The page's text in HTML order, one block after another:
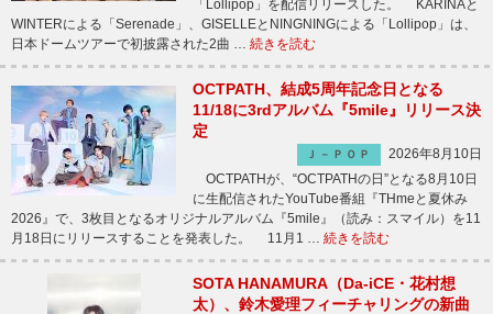
「Lollipop」を配信リリースした。 KARINAと
WINTERによる「Serenade」、GISELLEとNINGNINGによる「Lollipop」は、
日本ドームツアーで初披露された2曲 … 続きを読む
OCTPATH、結成5周年記念日となる
11/18に3rdアルバム『5mile』リリース決
定
Ｊ－ＰＯＰ
2026年8月10日
OCTPATHが、“OCTPATHの日”となる8月10日
に生配信されたYouTube番組『THmeと夏休み
2026』で、3枚目となるオリジナルアルバム『5mile』（読み：スマイル）を11
月18日にリリースすることを発表した。 11月1 … 続きを読む
SOTA HANAMURA（Da-iCE・花村想
太）、鈴木愛理フィーチャリングの新曲